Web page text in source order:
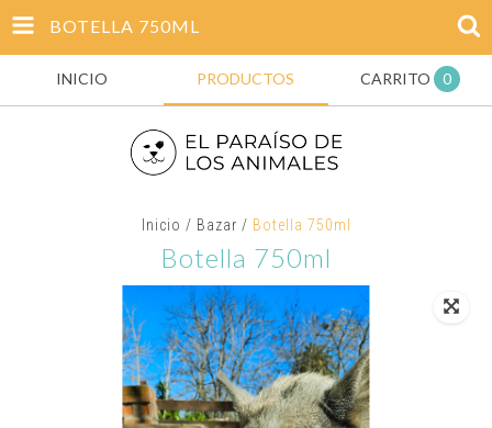
BOTELLA 750ML
INICIO PRODUCTOS CARRITO 0
Inicio / Bazar / Botella 750ml
Botella 750ml